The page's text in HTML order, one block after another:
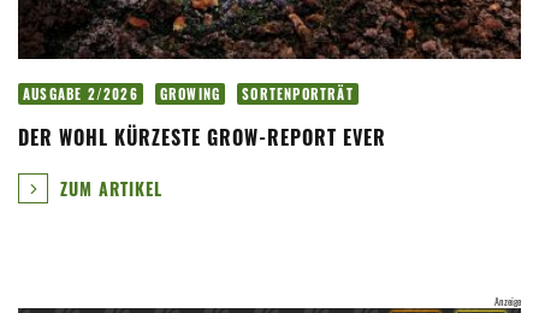
AUSGABE 2/2026 GROWING SORTENPORTRÄT
DER WOHL KÜRZESTE GROW-REPORT EVER
ZUM ARTIKEL